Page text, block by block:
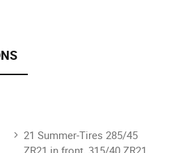
21 Summer-Tires 285/45
ZR21 in front, 315/40 ZR21